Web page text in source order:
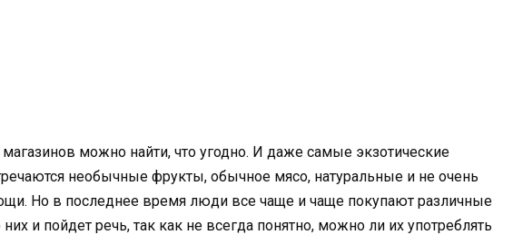
можно найти, что угодно. И даже самые экзотические
необычные фрукты, обычное мясо, натуральные и не очень
Но в последнее время люди все чаще и чаще покупают различные
и пойдет речь, так как не всегда понятно, можно ли их употреблять